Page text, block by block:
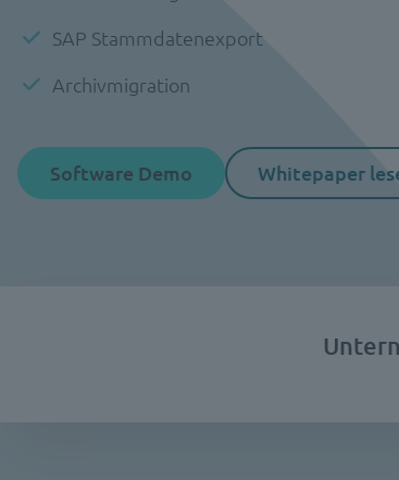
SAP Stammdatenexport
Archivmigration
Software Demo Whitepaper